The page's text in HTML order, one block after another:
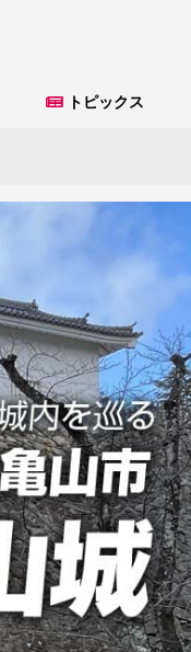
トピックス